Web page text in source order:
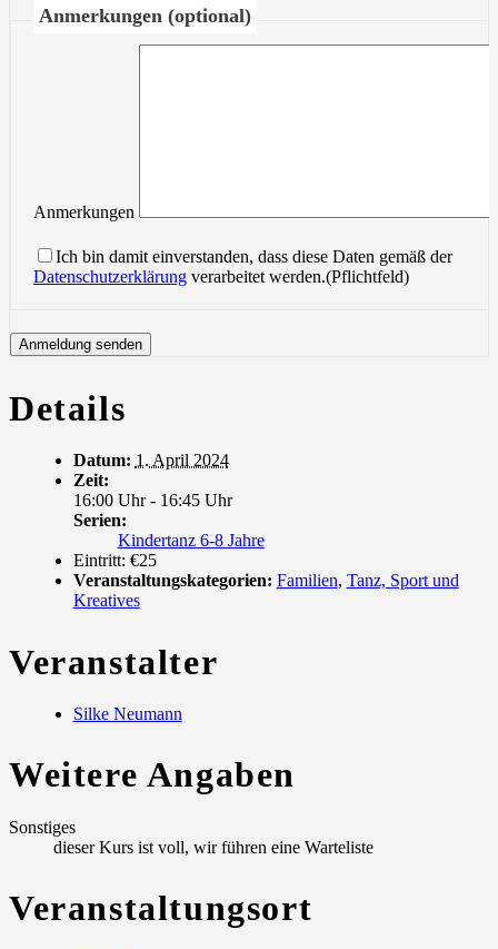
Anmerkungen (optional)
Anmerkungen
Ich bin damit einverstanden, dass diese Daten gemäß der
Datenschutzerklärung verarbeitet werden.(Pflichtfeld)
Details
Datum: 1. April 2024
Zeit:
16:00 Uhr - 16:45 Uhr
Serien:
Kindertanz 6-8 Jahre
Eintritt: €25
Veranstaltungskategorien: Familien, Tanz, Sport und
Kreatives
Veranstalter
Silke Neumann
Weitere Angaben
Sonstiges
dieser Kurs ist voll, wir führen eine Warteliste
Veranstaltungsort